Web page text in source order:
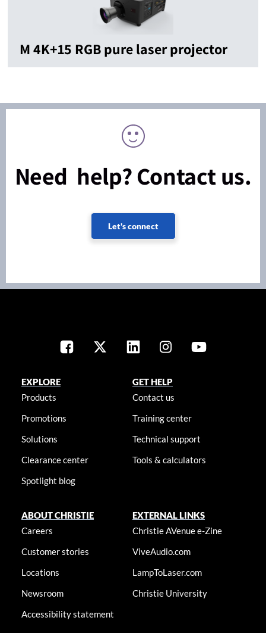
M 4K+15 RGB pure laser projector
Need help? Contact us.
Let's connect
EXPLORE
Products
Promotions
Solutions
Clearance center
Spotlight blog
GET HELP
Contact us
Training center
Technical support
Tools & calculators
ABOUT CHRISTIE
Careers
Customer stories
Locations
Newsroom
Accessibility statement
EXTERNAL LINKS
Christie AVenue e-Zine
ViveAudio.com
LampToLaser.com
Christie University